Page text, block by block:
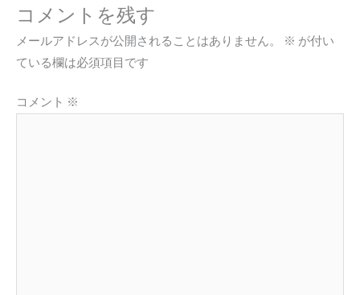
コメントを残す
メールアドレスが公開されることはありません。 ※ が付い
ている欄は必須項目です
コメント ※